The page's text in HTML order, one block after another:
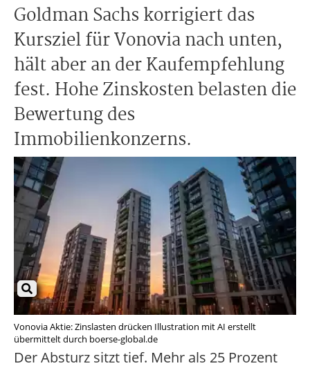
Goldman Sachs korrigiert das
Kursziel für Vonovia nach unten,
hält aber an der Kaufempfehlung
fest. Hohe Zinskosten belasten die
Bewertung des
Immobilienkonzerns.
Vonovia Aktie: Zinslasten drücken Illustration mit AI erstellt
übermittelt durch boerse-global.de
Der Absturz sitzt tief. Mehr als 25 Prozent